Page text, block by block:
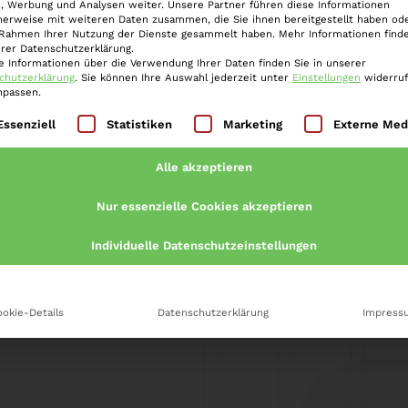
sog. AGG-Hopping, also mit der
die allein darauf abzielen,
dem AGG geltend zu machen. Hierzu
das Versenden außergerichtlicher
Werbung und Analysen weiter. Unsere Partner führen diese Informationen
mit weiteren Daten zusammen, die Sie ihnen bereitgestellt haben
Ihrer Nutzung der Dienste gesammelt haben. Mehr Informationen
Datenschutzerklärung.
Informationen über die Verwendung Ihrer Daten finden Sie in unserer
. Sie können Ihre Auswahl jederzeit unter Einstellungen
eine Liste der Service-Gruppen, für die eine
Statistiken Marketing Externe
Alle akzeptieren
Nur essenzielle Cookies akzeptieren
Individuelle Datenschutzeinstellungen
Details Datenschutzerklärung